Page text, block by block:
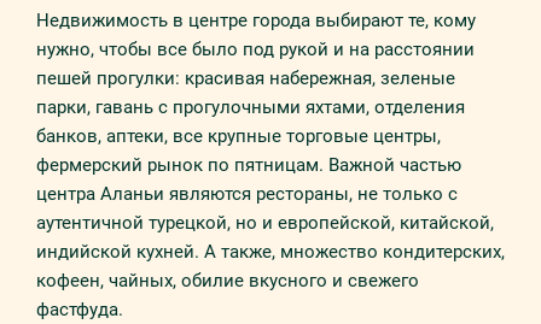
Недвижимость в центре города выбирают те, кому
нужно, чтобы все было под рукой и на расстоянии
пешей прогулки: красивая набережная, зеленые
парки, гавань с прогулочными яхтами, отделения
банков, аптеки, все крупные торговые центры,
фермерский рынок по пятницам. Важной частью
центра Аланьи являются рестораны, не только с
аутентичной турецкой, но и европейской, китайской,
индийской кухней. А также, множество кондитерских,
кофеен, чайных, обилие вкусного и свежего
фастфуда.